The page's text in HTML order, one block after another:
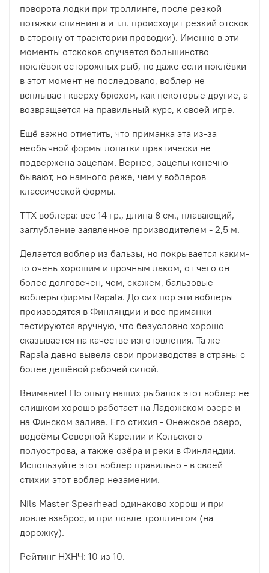
поворота лодки при троллинге, после резкой
потяжки спиннинга и т.п. происходит резкий отскок
в сторону от траектории проводки). Именно в эти
моменты отскоков случается большинство
поклёвок осторожных рыб, но даже если поклёвки
в этот момент не последовало, воблер не
всплывает кверху брюхом, как некоторые другие, а
возвращается на правильный курс, к своей игре.
Ещё важно отметить, что приманка эта из-за
необычной формы лопатки практически не
подвержена зацепам. Вернее, зацепы конечно
бывают, но намного реже, чем у воблеров
классической формы.
ТТХ воблера: вес 14 гр., длина 8 см., плавающий,
заглубление заявленное производителем - 2,5 м.
Делается воблер из бальзы, но покрывается каким-
то очень хорошим и прочным лаком, от чего он
более долговечен, чем, скажем, бальзовые
воблеры фирмы Rapala. До сих пор эти воблеры
производятся в Финляндии и все приманки
тестируются вручную, что безусловно хорошо
сказывается на качестве изготовления. Та же
Rapala давно вывела свои производства в страны с
более дешёвой рабочей силой.
Внимание! По опыту наших рыбалок этот воблер не
слишком хорошо работает на Ладожском озере и
на Финском заливе. Его стихия - Онежское озеро,
водоёмы Северной Карелии и Кольского
полуострова, а также озёра и реки в Финляндии.
Используйте этот воблер правильно - в своей
стихии этот воблер незаменим.
Nils Master Spearhead одинаково хорош и при
ловле взаброс, и при ловле троллингом (на
дорожку).
Рейтинг НХНЧ: 10 из 10.